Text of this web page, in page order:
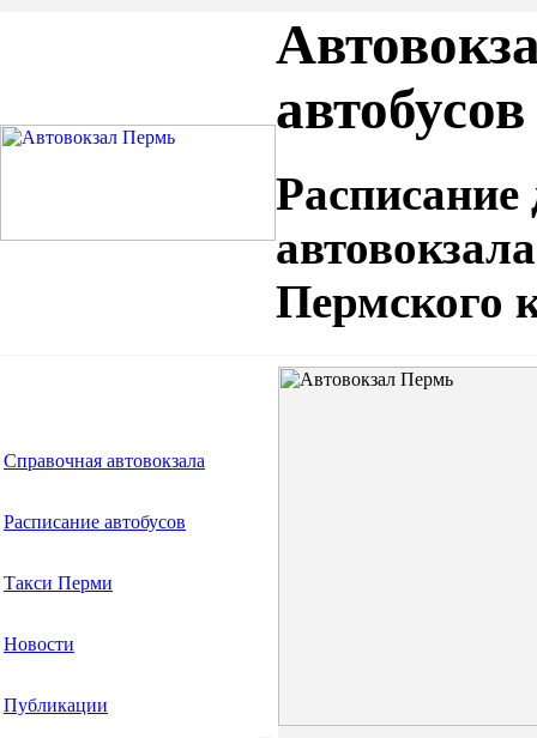
автобусов
Расписание
Пермского
Справочная автовокзала
Расписание автобусов
Такси Перми
Новости
Публикации